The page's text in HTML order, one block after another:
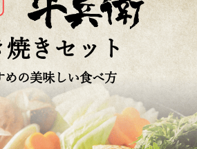
焼きセット
めの美味しい食べ方